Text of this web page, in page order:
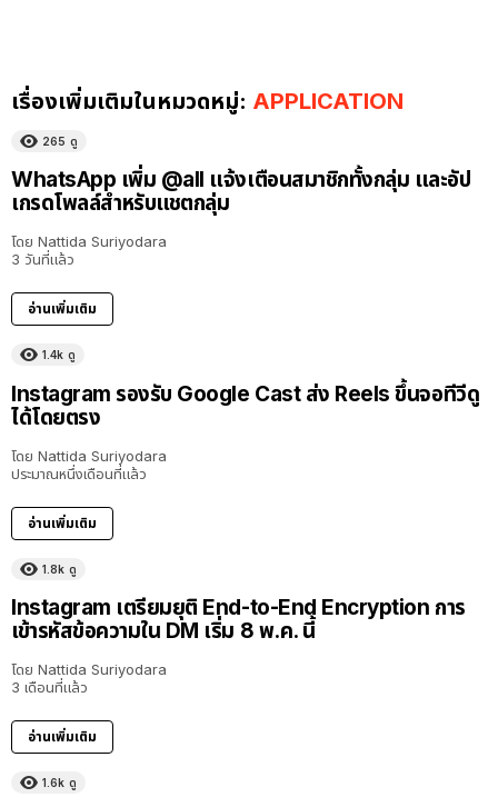
เรื่องเพิ่มเติมในหมวดหมู่: APPLICATION
265 ดู
WhatsApp เพิ่ม @all แจ้งเตือนสมาชิกทั้งกลุ่ม และอัป
เกรดโพลล์สำหรับแชตกลุ่ม
โดย Nattida Suriyodara
3 วันที่แล้ว
อ่านเพิ่มเติม
1.4k ดู
Instagram รองรับ Google Cast ส่ง Reels ขึ้นจอทีวีดู
ได้โดยตรง
โดย Nattida Suriyodara
ประมาณหนึ่งเดือนที่แล้ว
อ่านเพิ่มเติม
1.8k ดู
Instagram เตรียมยุติ End-to-End Encryption การ
เข้ารหัสข้อความใน DM เริ่ม 8 พ.ค. นี้
โดย Nattida Suriyodara
3 เดือนที่แล้ว
อ่านเพิ่มเติม
1.6k ดู